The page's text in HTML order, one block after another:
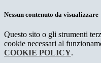
Nessun contenuto da visualizzare
Questo sito o gli strumenti
cookie necessari al
COOKIE POLICY.